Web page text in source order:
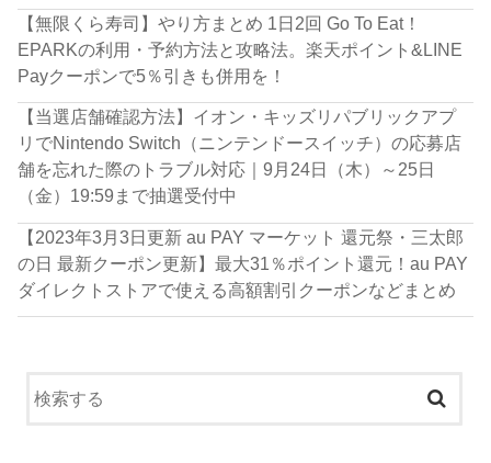
【無限くら寿司】やり方まとめ 1日2回 Go To Eat！
EPARKの利用・予約方法と攻略法。楽天ポイント&LINE
Payクーポンで5％引きも併用を！
【当選店舗確認方法】イオン・キッズリパブリックアプ
リでNintendo Switch（ニンテンドースイッチ）の応募店
舗を忘れた際のトラブル対応｜9月24日（木）～25日
（金）19:59まで抽選受付中
【2023年3月3日更新 au PAY マーケット 還元祭・三太郎
の日 最新クーポン更新】最大31％ポイント還元！au PAY
ダイレクトストアで使える高額割引クーポンなどまとめ